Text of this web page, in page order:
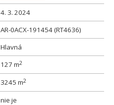
4. 3. 2024
AR-0ACX-191454 (RT4636)
Hlavná
127 m2
3245 m2
nie je